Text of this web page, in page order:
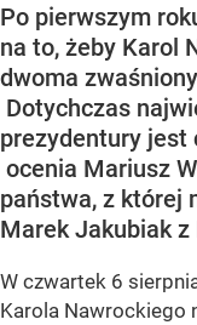
Po pierwszym
na to, żeby Karol
dwoma
Dotychczas
prezydentury jest
ocenia Mariusz
państwa, z której
Marek Jakubiak z
W czwartek 6
Karola Nawrockiego